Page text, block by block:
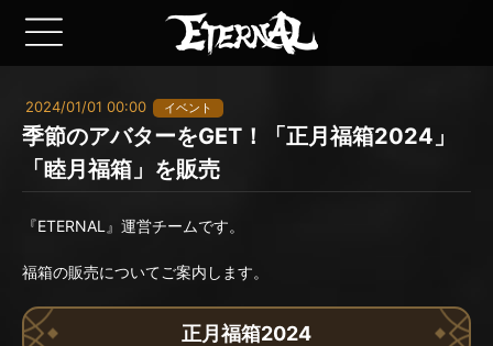
2024/01/01 00:00 イベント
季節のアバターをGET！「正月福箱2024」
「睦月福箱」を販売
『ETERNAL』運営チームです。
福箱の販売についてご案内します。
正月福箱2024